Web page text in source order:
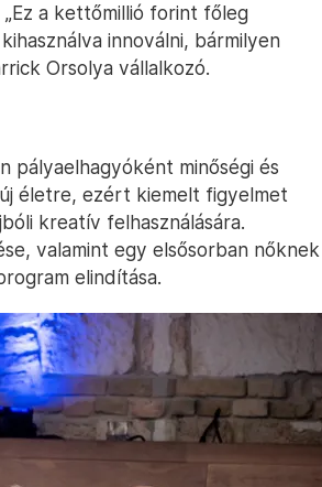
a kettőmillió forint főleg
innoválni, bármilyen
Orsolya vállalkozó.
pályaelhagyóként minőségi és
életre, ezért kiemelt figyelmet
kreatív felhasználására.
valamint egy elsősorban nőknek
elindítása.